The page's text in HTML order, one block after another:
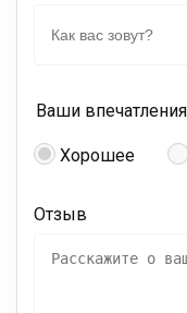
Ваши впечатления
Хорошее
Отзыв